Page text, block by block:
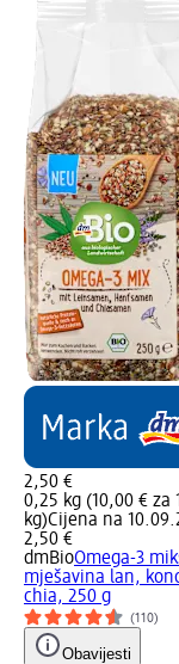
2,50 €
0,25 kg (10,00 € za 1
kg)Cijena na
2,50 €
dmBioOmega-3
mješavina lan,
chia, 250 g
(110)
Obavijesti